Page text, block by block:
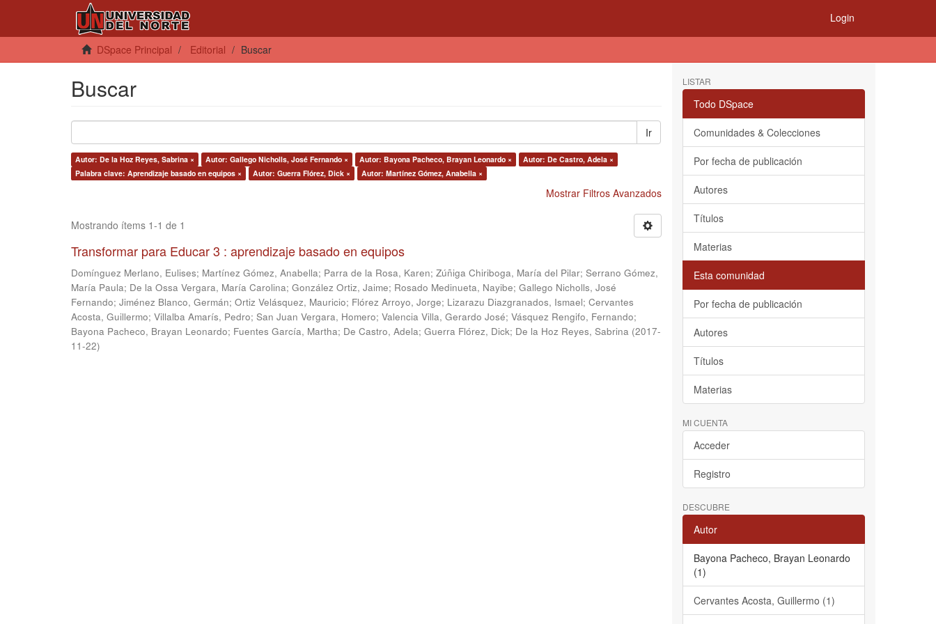
Login
DSpace Principal Editorial Buscar
Buscar
Ir
Autor: De la Hoz Reyes, Sabrina × Autor: Gallego Nicholls, José Fernando × Autor: Bayona Pacheco, Brayan Leonardo ×
Autor: De Castro, Adela ×
Palabra clave: Aprendizaje basado en equipos ×
Autor: Guerra Flórez, Dick × Autor: Martínez Gómez, Anabella ×
Mostrar Filtros Avanzados
Mostrando ítems 1-1 de 1
Transformar para Educar 3 : aprendizaje basado en equipos
Domínguez Merlano, Eulises; Martínez Gómez, Anabella; Parra de la Rosa, Karen; Zúñiga Chiriboga, María del Pilar; Serrano Gómez,
María Paula; De la Ossa Vergara, María Carolina; González Ortiz, Jaime; Rosado Medinueta, Nayibe; Gallego Nicholls, José
Fernando; Jiménez Blanco, Germán; Ortiz Velásquez, Mauricio; Flórez Arroyo, Jorge; Lizarazu Diazgranados, Ismael; Cervantes
Acosta, Guillermo; Villalba Amarís, Pedro; San Juan Vergara, Homero; Valencia Villa, Gerardo José; Vásquez Rengifo, Fernando;
Bayona Pacheco, Brayan Leonardo; Fuentes García, Martha; De Castro, Adela; Guerra Flórez, Dick; De la Hoz Reyes, Sabrina (2017-
11-22)
LISTAR
Todo DSpace
Comunidades & Colecciones
Por fecha de publicación
Autores
Títulos
Materias
Esta comunidad
Por fecha de publicación
Autores
Títulos
Materias
MI CUENTA
Acceder
Registro
DESCUBRE
Autor
Bayona Pacheco, Brayan Leonardo
(1)
Cervantes Acosta, Guillermo (1)